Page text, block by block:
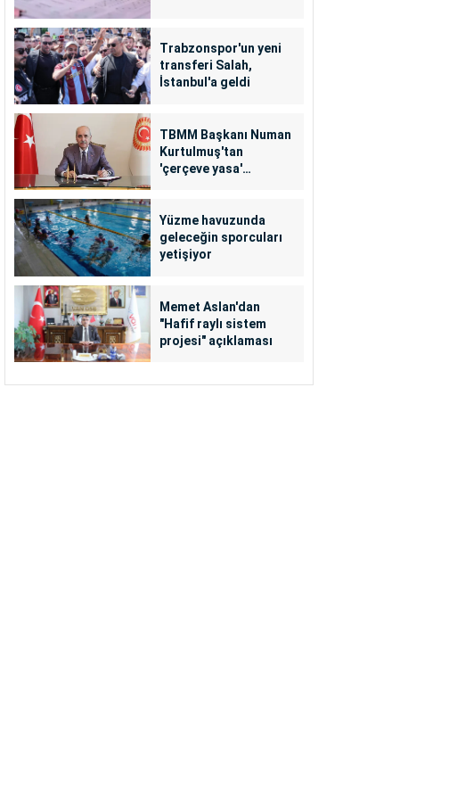
Trabzonspor'un yeni
transferi Salah,
İstanbul'a geldi
TBMM Başkanı Numan
Kurtulmuş'tan
'çerçeve yasa'
Yüzme havuzunda
geleceğin sporcuları
yetişiyor
Memet Aslan'dan
"Hafif raylı sistem
projesi" açıklaması